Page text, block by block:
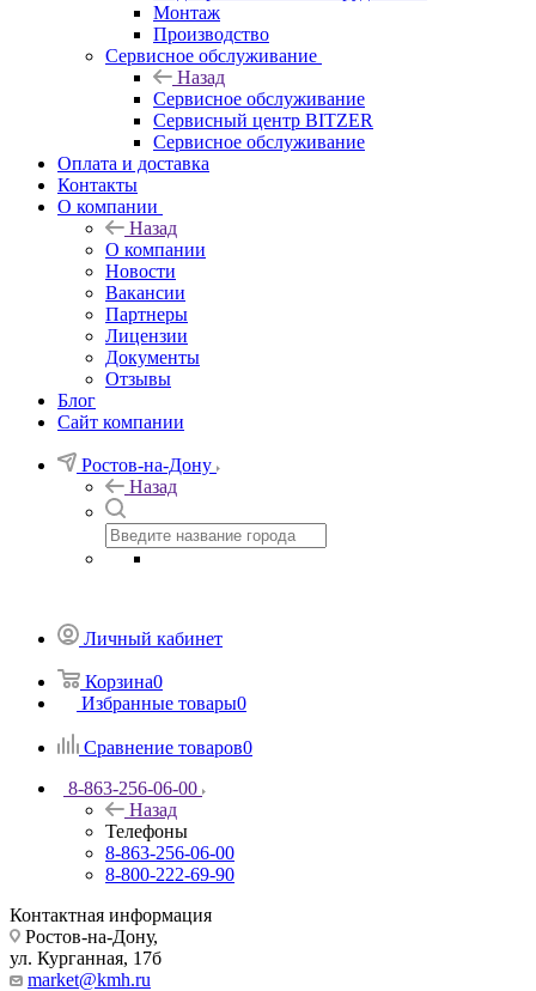
Монтаж
Производство
Сервисное обслуживание
Назад
Сервисное обслуживание
Сервисный центр BITZER
Сервисное обслуживание
Оплата и доставка
Контакты
О компании
Назад
О компании
Новости
Вакансии
Партнеры
Лицензии
Документы
Отзывы
Блог
Сайт компании
Ростов-на-Дону
Назад
Личный кабинет
Корзина0
Избранные товары0
Сравнение товаров0
8-863-256-06-00
Назад
Телефоны
8-863-256-06-00
8-800-222-69-90
Контактная информация
Ростов-на-Дону,
ул. Курганная, 17б
market@kmh.ru